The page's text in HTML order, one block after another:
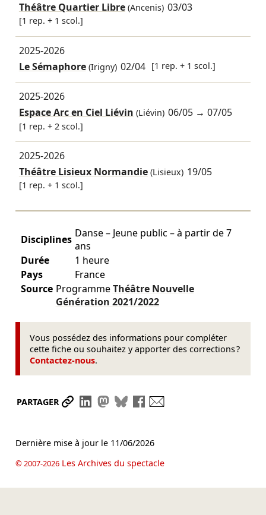
Théâtre Quartier Libre(Ancenis) 03/03
[1 rep. + 1 scol.]
2025-2026
Le Sémaphore(Irigny) 02/04 [1 rep. + 1 scol.]
2025-2026
Espace Arc en Ciel Liévin (Liévin) 06/05 →07/05
[1 rep. + 2 scol.]
2025-2026
Théâtre Lisieux Normandie(Lisieux) 19/05
[1 rep. + 1 scol.]
Disciplines Danse – Jeune public – à partir de 7
ans
Durée
1 heure
Pays
France
Source ProgrammeThéâtre Nouvelle
Génération 2021/2022
Vous possédez des informations pour compléter
cette fiche ou souhaitez y apporter des corrections ?
Contactez-nous.
PARTAGER Partager le lien
Partager sur LinkedIn
Partager sur Mastodon
Partager sur Bluesky
Partager sur Facebook
Dernière mise à jour le 11/06/2026
© 2007-2026Les Archives du spectacle